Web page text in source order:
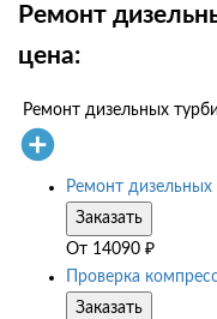
Ремонт
цена:
Ремонт дизельных
Ремонт дизельных
Заказать
От 14090 ₽
Проверка
Заказать